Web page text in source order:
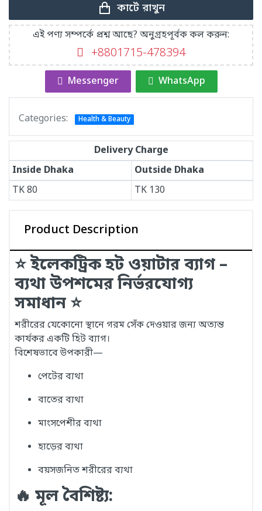
কার্টে রাখুন
এই পণ্য সম্পর্কে প্রশ্ন আছে? অনুগ্রহপূর্বক কল করুন:
+8801715-478394
Messenger WhatsApp
Categories: Health & Beauty
Delivery Charge
Inside Dhaka
Outside Dhaka
TK80 TK 130
Product Description
⭐ ইলেকট্রিক হট ওয়াটার ব্যাগ –
ব্যথা উপশমের নির্ভরযোগ্য
সমাধান ⭐
শরীরের যেকোনো স্থানে গরম সেঁক দেওয়ার জন্য অত্যন্ত
কার্যকর একটি হিট ব্যাগ।
বিশেষভাবে উপকারী—
পেটের ব্যথা
বাতের ব্যথা
মাংসপেশীর ব্যথা
হাড়ের ব্যথা
বয়সজনিত শরীরের ব্যথা
🔥 মূল বৈশিষ্ট্য: